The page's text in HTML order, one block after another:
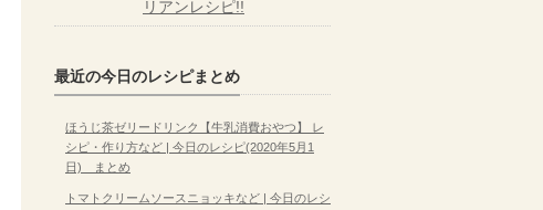
リアンレシピ!!
最近の今日のレシピまとめ
ほうじ茶ゼリードリンク【牛乳消費おやつ】 レ
シピ・作り方など | 今日のレシピ(2020年5月1
日) まとめ
トマトクリームソースニョッキなど | 今日のレシ